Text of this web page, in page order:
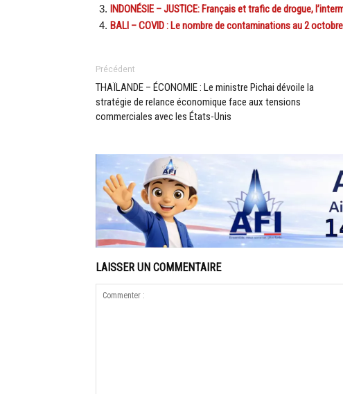
INDONÉSIE – JUSTICE: Français et trafic de drogue,
BALI – COVID : Le nombre de contaminations au 2
Précédent
THAÏLANDE – ÉCONOMIE : Le ministre Pichai dévoile la
stratégie de relance économique face aux tensions
commerciales avec les États-Unis
LAISSER UN COMMENTAIRE